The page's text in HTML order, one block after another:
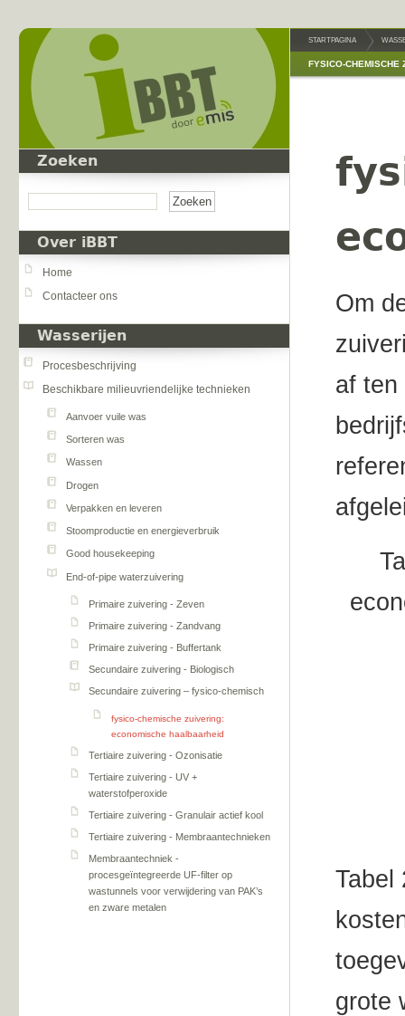
Zoeken
Over iBBT
Home
Contacteer ons
Wasserijen
Procesbeschrijving
Beschikbare milieuvriendelijke technieken
Aanvoer vuile was
Sorteren was
Wassen
Drogen
Verpakken en leveren
Stoomproductie en energieverbruik
Good housekeeping
End-of-pipe waterzuivering
Primaire zuivering - Zeven
Primaire zuivering - Zandvang
Primaire zuivering - Buffertank
Secundaire zuivering - Biologisch
Secundaire zuivering – fysico-chemisch
fysico-chemische zuivering:
economische haalbaarheid
Tertiaire zuivering - Ozonisatie
Tertiaire zuivering - UV +
waterstofperoxide
Tertiaire zuivering - Granulair actief kool
Tertiaire zuivering - Membraantechnieken
Membraantechniek -
procesgeïntegreerde UF-filter op
wastunnels voor verwijdering van PAK’s
en zware metalen
STARTPAGINA
FYSICO-CHEMISCHE
Om
af ten
Tabel
grote